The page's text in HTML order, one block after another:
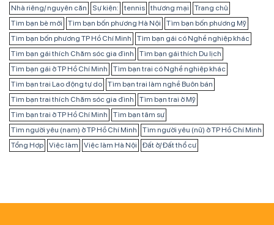
Nhà riêng/ nguyên căn
Sự kiện: tennis thương mại
Trang chủ
Tìm bạn bè mới
Tìm bạn bốn phương Hà Nội
Tìm bạn bốn phương Mỹ
Tìm bạn bốn phương TP Hồ Chí Minh
Tìm bạn gái có Nghề nghiệp khác
Tìm bạn gái thích Chăm sóc gia đình
Tìm bạn gái thích Du lịch
Tìm bạn gái ở TP Hồ Chí Minh
Tìm bạn trai có Nghề nghiệp khác
Tìm bạn trai Lao động tự do
Tìm bạn trai làm nghề Buôn bán
Tìm bạn trai thích Chăm sóc gia đình
Tìm bạn trai ở Mỹ
Tìm bạn trai ở TP Hồ Chí Minh
Tìm bạn tâm sự
Tìm người yêu (nam) ở TP Hồ Chí Minh
Tìm người yêu (nữ) ở TP Hồ Chí Minh
Tổng Hợp
Việc làm Việc làm Hà Nội Đất ở/ Đất thổ cư